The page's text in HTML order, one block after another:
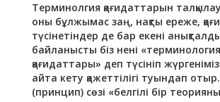
Терминолгия қағидаттарын
оны бұлжымас заң, нақты ереже,
түсінетіндер де бар екені
байланысты біз нені «терминология
қағидаттары» деп түсініп
айта кету қажеттілігі туындап
(принцип) сөзі «белгілі бір